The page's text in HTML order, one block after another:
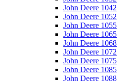
John Deere 1042
John Deere 1052
John Deere 1055
John Deere 1065
John Deere 1068
John Deere 1072
John Deere 1075
John Deere 1085
John Deere 1088